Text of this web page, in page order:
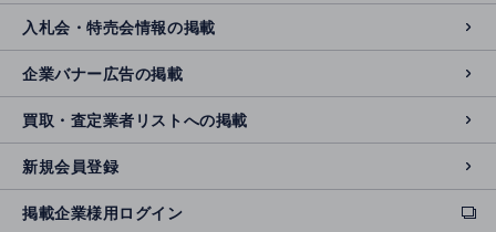
入札会・特売会情報の掲載
企業バナー広告の掲載
買取・査定業者リストへの掲載
新規会員登録
掲載企業様用ログイン
ext